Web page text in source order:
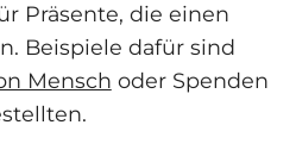
Präsente, die einen
Beispiele dafür sind
Mensch oder Spenden